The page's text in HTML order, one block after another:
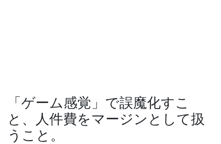
「ゲーム感覚」で誤魔化すこ
と、人件費をマージンとして扱
うこと。